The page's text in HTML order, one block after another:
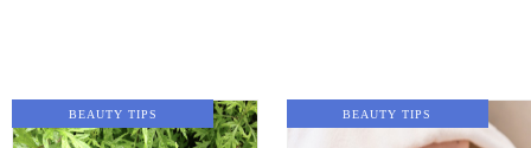
BEAUTY TIPS BEAUTY TIPS